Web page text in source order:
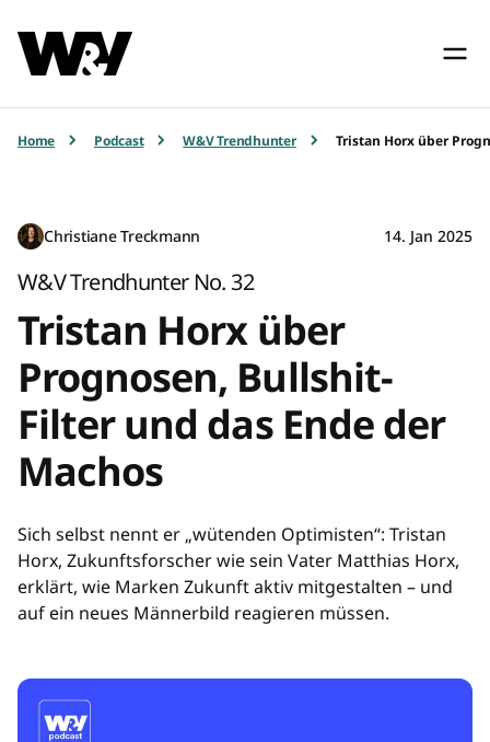
Home Podcast W&V Trendhunter Tristan Horx über
Christiane Treckmann 14. Jan 2025
W&V Trendhunter No. 32
Tristan Horx über
Prognosen, Bullshit-
Filter und das Ende der
Machos
Sich selbst nennt er „wütenden Optimisten“: Tristan
Horx, Zukunftsforscher wie sein Vater Matthias Horx,
erklärt, wie Marken Zukunft aktiv mitgestalten – und
auf ein neues Männerbild reagieren müssen.